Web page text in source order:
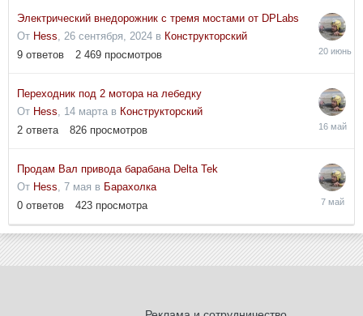
Электрический внедорожник с тремя мостами от DPLabs
От Hess, 26 сентября, 2024 в Конструкторский
9 ответов 2 469 просмотров
20
Переходник под 2 мотора на лебедку
От Hess, 14 марта в Конструкторский
2 ответа 826 просмотров
16
Продам Вал привода барабана Delta Tek
От Hess, 7 мая в Барахолка
0 ответов 423 просмотра
7